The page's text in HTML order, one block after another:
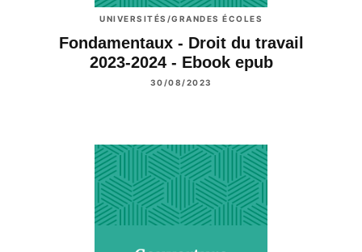
UNIVERSITÉS/GRANDES ÉCOLES
Fondamentaux - Droit du travail
2023-2024 - Ebook epub
30/08/2023